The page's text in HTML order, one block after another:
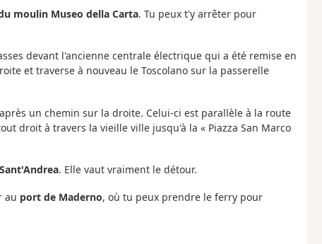
moulin Museo della Carta. Tu peux t'y arrêter pour
devant l'ancienne centrale électrique qui a été remise en
et traverse à nouveau le Toscolano sur la passerelle
un chemin sur la droite. Celui-ci est parallèle à la route
droit à travers la vieille ville jusqu'à la « Piazza San Marco
. Elle vaut vraiment le détour.
au port de Maderno, où tu peux prendre le ferry pour